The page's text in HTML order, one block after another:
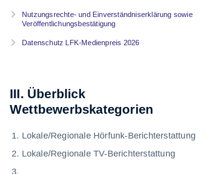
Nutzungsrechte- und Einverständniserklärung sowie
Veröffentlichungsbestätigung
Datenschutz LFK-Medienpreis 2026
III. Überblick
Wettbewerbskategorien
Lokale/Regionale Hörfunk-Berichterstattung
Lokale/Regionale TV-Berichterstattung